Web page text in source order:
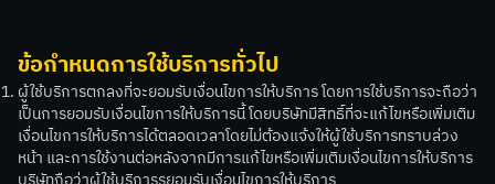
ข้อกำหนดการใช้บริการทั่วไป
ผู้ใช้บริการตกลงที่จะยอมรับเงื่อนไขการให้บริการ โดยการใช้บริการจะถือว่า
เป็นการยอมรับเงื่อนไขการให้บริการนี้ โดยบริษัทมีสิทธิ์ที่จะแก้ไขหรือเพิ่มเติม
เงื่อนไขการให้บริการได้ตลอดเวลาโดยไม่ต้องแจ้งให้ผู้ใช้บริการทราบล่วง
หน้า และการใช้งานต่อหลังจากมีการแก้ไขหรือเพิ่มเติมเงื่อนไขการให้บริการ